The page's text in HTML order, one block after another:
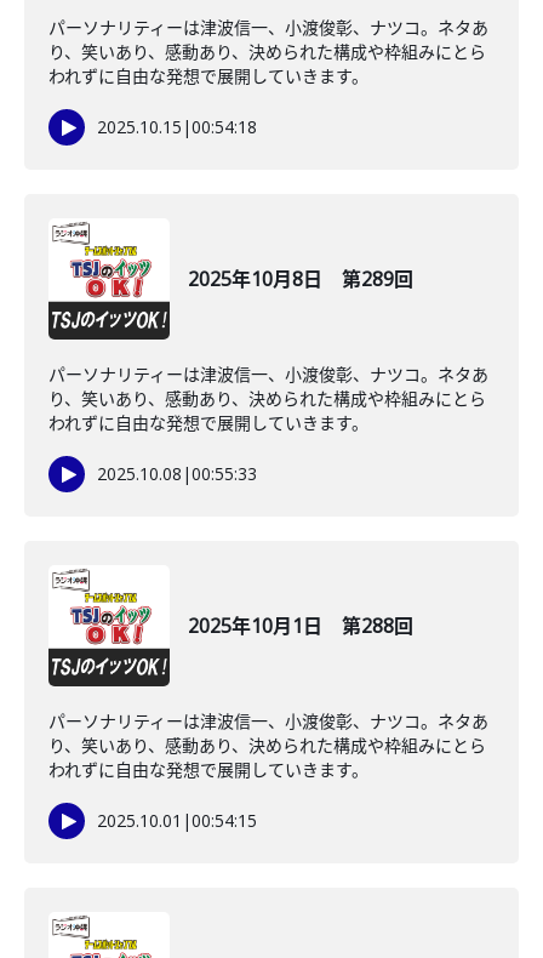
パーソナリティーは津波信一、小渡俊彰、ナツコ。ネタあ
り、笑いあり、感動あり、決められた構成や枠組みにとら
われずに自由な発想で展開していきます。
2025.10.15 |00:54:18
2025年10月8日 第289回
パーソナリティーは津波信一、小渡俊彰、ナツコ。ネタあ
り、笑いあり、感動あり、決められた構成や枠組みにとら
われずに自由な発想で展開していきます。
2025.10.08 |00:55:33
2025年10月1日 第288回
パーソナリティーは津波信一、小渡俊彰、ナツコ。ネタあ
り、笑いあり、感動あり、決められた構成や枠組みにとら
われずに自由な発想で展開していきます。
2025.10.01 |00:54:15